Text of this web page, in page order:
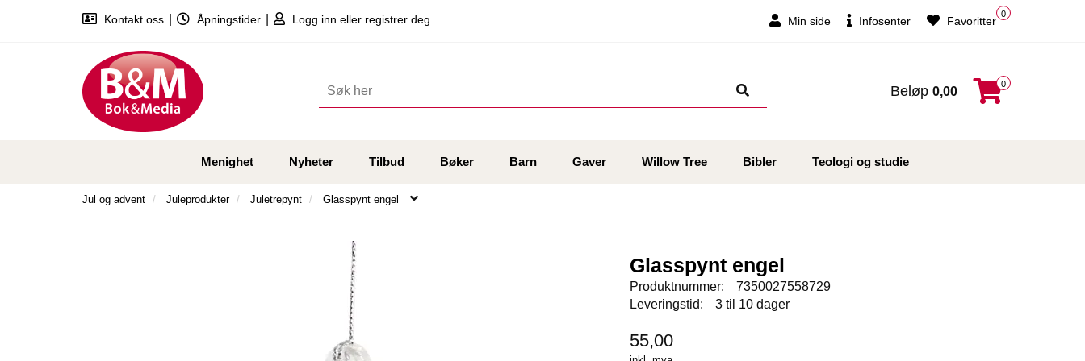
Kontakt oss Åpningstider Logg inn eller registrer deg Min side Infosenter
0
Favoritter
Beløp 0,00
0
Menighet Nyheter Tilbud Bøker Barn Gaver Willow Tree Bibler Teologi og studie
Jul og advent Juleprodukter Juletrepynt Glasspynt engel
Glasspynt engel
Produktnummer:
7350027558729
Leveringstid:
3 til 10 dager
55,00